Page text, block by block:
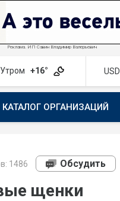
Реклама. ИП Савин Владимир Валерьевич
Утром +16° USD
КАТАЛОГ ОРГАНИЗАЦИЙ
1486 Обсудить
щенки